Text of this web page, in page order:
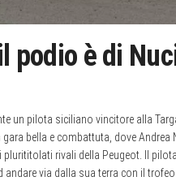
podio è di
un pilota siciliano vincitore alla
bella e combattuta, dove
rivali della Peugeot. Il
via dalla sua terra con il